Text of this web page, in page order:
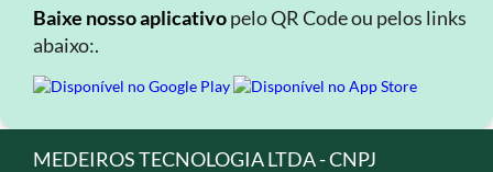
Baixe nosso aplicativopelo QR Code ou pelos links
abaixo:.
MEDEIROS TECNOLOGIA LTDA - CNPJ